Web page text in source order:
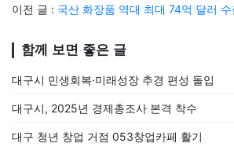
이전 글 : 국산 화장품 역대 최대 74억 달러 수
함께 보면 좋은 글
대구시 민생회복·미래성장 추경 편성 돌입
대구시, 2025년 경제총조사 본격 착수
대구 청년 창업 거점 053창업카페 활기